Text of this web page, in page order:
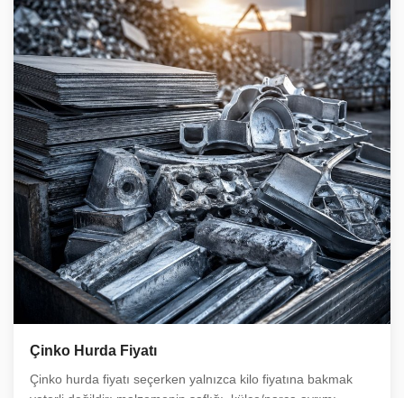
Çinko Hurda Fiyatı
Çinko hurda fiyatı seçerken yalnızca kilo fiyatına bakmak